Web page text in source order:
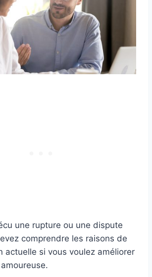
une rupture ou une dispute
comprendre les raisons de
actuelle si vous voulez améliorer